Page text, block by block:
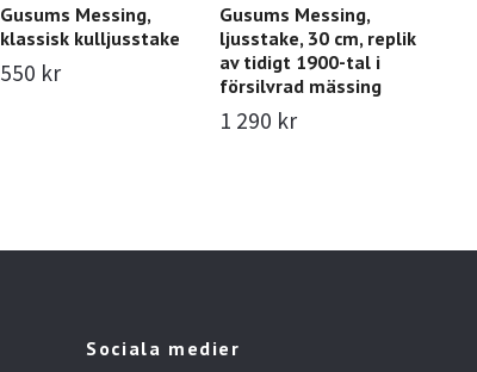
Gusums Messing,
klassisk kulljusstake
550 kr
Gusums Messing,
ljusstake, 30 cm, replik
av tidigt 1900-tal i
försilvrad mässing
1 290 kr
Sociala medier